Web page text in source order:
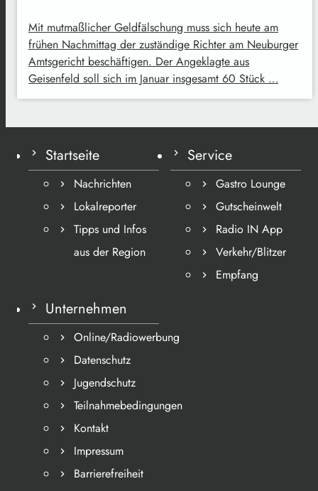
Mit mutmaßlicher Geldfälschung muss sich heute am
frühen Nachmittag der zuständige Richter am Neuburger
Amtsgericht beschäftigen. Der Angeklagte aus
Geisenfeld soll sich im Januar insgesamt 60 Stück …
Startseite
Nachrichten
Lokalreporter
Tipps und Infos
aus der Region
Service
Gastro Lounge
Gutscheinwelt
Radio IN App
Verkehr/Blitzer
Empfang
Unternehmen
Online/Radiowerbung
Datenschutz
Jugendschutz
Teilnahmebedingungen
Kontakt
Impressum
Barrierefreiheit